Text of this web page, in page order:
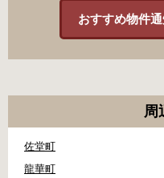
おすすめ物件
周
佐堂町
龍華町